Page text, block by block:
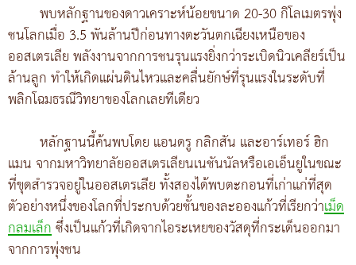
พบหลักฐานของดาวเคราะห์น้อยขนาด 20-30 กิโลเมตรพุ่ง
ชนโลกเมื่อ 3.5 พันล้านปีก่อนทางตะวันตกเฉียงเหนือของ
ออสเตรเลีย พลังงานจากการชนรุนแรงยิ่งกว่าระเบิดนิวเคลียร์เป็น
ล้านลูก ทำให้เกิดแผ่นดินไหวและคลื่นยักษ์ที่รุนแรงในระดับที่
พลิกโฉมธรณีวิทยาของโลกเลยทีเดียว
หลักฐานนี้ค้นพบโดย แอนดรู กลิกสัน และอาร์เทอร์ ฮิก
แมน จากมหาวิทยาลัยออสเตรเลียนเนชันนัลหรือเอเอ็นยูในขณะ
ที่ขุดสำรวจอยู่ในออสเตรเลีย ทั้งสองได้พบตะกอนที่เก่าแก่ที่สุด
ตัวอย่างหนึ่งของโลกที่ประกบด้วยชั้นของละอองแก้วที่เรียกว่าเม็ด
กลมเล็กซึ่งเป็นแก้วที่เกิดจากไอระเหยของวัสดุที่กระเด็นออกมา
จากการพุ่งชน